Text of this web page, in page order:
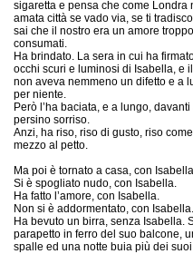
sigaretta e pensa che come Londra
amata città se vado via, se ti
sai che il nostro era un amore
Ha brindato. La sera in cui ha
occhi scuri e luminosi di Isabella, e
non aveva nemmeno un difetto e a
per
Però l’ha baciata, e a lungo,
persino
Anzi, ha riso, riso di gusto, riso
mezzo al petto.
Ma poi è tornato
Si è spogliato
Ha fatto
Non si è
Ha bevuto un birra, senza Isabella.
parapetto in ferro del suo balcone,
spalle ed una notte buia più